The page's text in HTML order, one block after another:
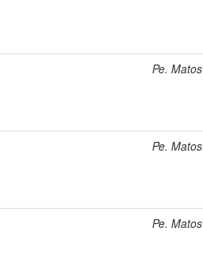
Pe. Matos
Pe. Matos
Pe. Matos